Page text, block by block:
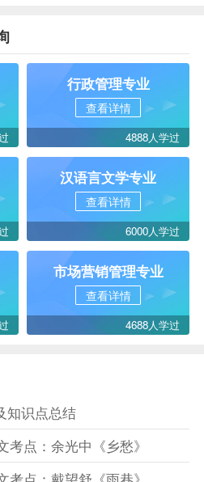
行政管理专业
查看详情
4888人学过
汉语言文学专业
查看详情
6000人学过
市场营销管理专业
查看详情
4688人学过
知识点总结
考点：余光中《乡愁》